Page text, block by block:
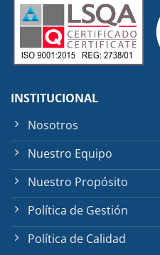
INSTITUCIONAL
Nosotros
Nuestro Equipo
Nuestro Propósito
Política de Gestión
Política de Calidad